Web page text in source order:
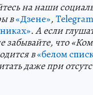
на наши
в«Дзене»,Telegram
. А если
забывайте, что
в«белом
даже при